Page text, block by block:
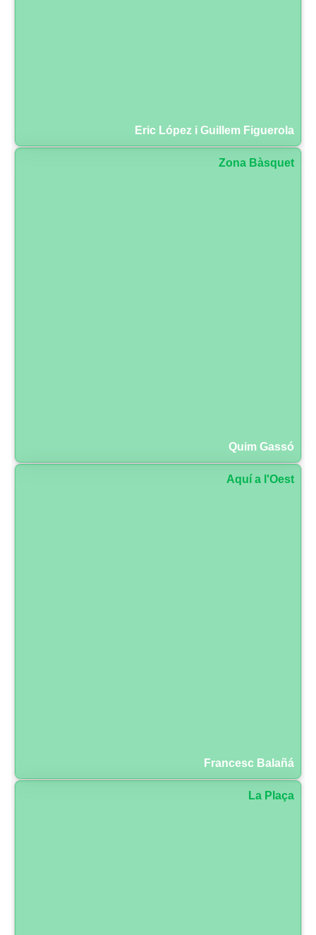
Eric López i Guillem Figuerola
Zona Bàsquet
Quim Gassó
Aquí a l'Oest
Francesc Balañá
La Plaça